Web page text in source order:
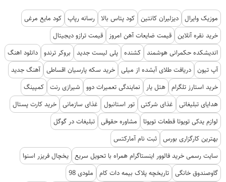
موزیک وایرال دیزلیران کانتین کود پتاس بالا رسانه رپاپ کود مایع مرغی
خرید نقره آنلاین قیمت ضایعات آهن امروز
قیمت ترازو دیجیتال
اندیشکده حکمرانی هوشمند کشنده پلی لیست جدید بروکر ترندو دانلود اهنگ
آپ تیون دریافت طلای آبشده از میلی خرید سکه پارسیان اقساطی آهنگ جدید
خرید استارز تلگرام هتل یار نمایندگی تعمیرات دوو شیرازی رنت کمپینگ
هدایای تبلیغاتی
غذای شرکتی تور استانبول غذای سازمانی خرید کارت پستال
لوازم یدکی تویوتا قطعات تویوتا
مشاوره حقوقی تبلیغات در گوگل
بهترین کارگزاری بورس ثبت نام آمارکتس
سایت رسمی خرید فالوور اینستاگرام همراه با تحویل سریع یخچال فریزر اسنوا
گاوصندوق خانگی تاریخچه پلاک بیمه دات کام ملودی 98